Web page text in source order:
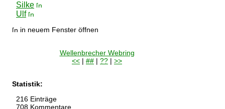
Silke
Ulf
in neuem Fenster öffnen
Wellenbrecher Webring
<< | ## | ?? | >>
Statistik:
216 Einträge
708 Kommentare